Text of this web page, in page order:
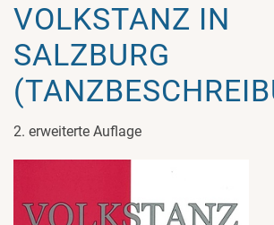
VOLKSTANZ IN
SALZBURG
2. erweiterte Auflage